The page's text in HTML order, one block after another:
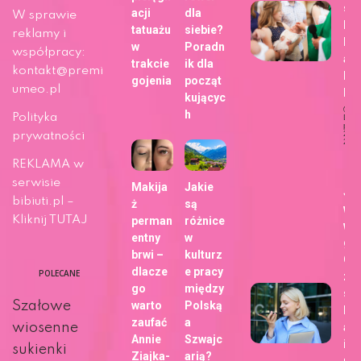
W sprawie
reklamy i
współpracy:
kontakt@premi
umeo.pl
Polityka
prywatności
REKLAMA w
serwisie
bibiuti.pl –
Kliknij TUTAJ
POLECANE
Szałowe
wiosenne
sukienki
acji
tatuażu
w
trakcie
gojenia
dla
siebie?
Poradn
ik dla
począt
kującyc
h
Makija
ż
perman
entny
brwi –
dlacze
go
warto
zaufać
Annie
Ziajka-
Jakie
są
różnice
w
kulturz
e pracy
między
Polską
a
Szwajc
arią?
h z
b!
29